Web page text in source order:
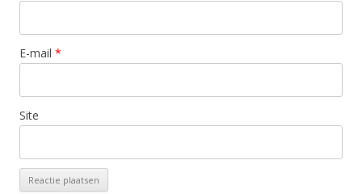
E-mail *
Site